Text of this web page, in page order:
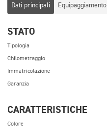
Dati principali Equipaggiamento
STATO
Tipologia
Chilometraggio
Immatricolazione
Garanzia
CARATTERISTICHE
Colore